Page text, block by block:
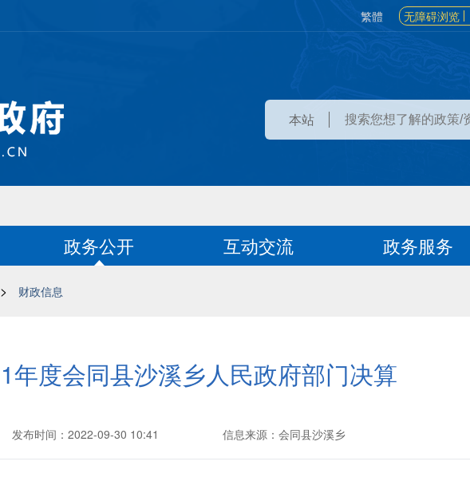
繁體 无障碍浏览
本站
政务公开 互动交流 政务服务
财政信息
年度会同县沙溪乡人民政府部门决算
发布时间：2022-09-30 10:41 信息来源：会同县沙溪乡